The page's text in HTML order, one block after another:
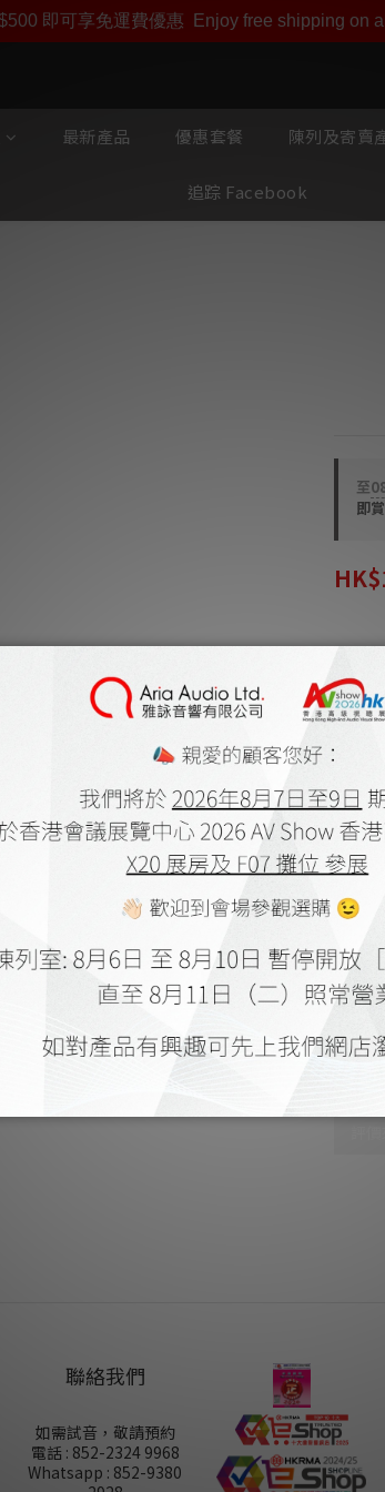
最新產品 優惠套餐 陳列及寄賣
追踪 Facebook
至
即
商品
***
送貨
顧客
聯絡我們
如需試音，敬請預約
電話 : 852-2324 9968
Whatsapp : 852-9380
即享【$1000迎新購物金】【點數回贈 1點數
即可享免運費優惠 Enjoy free shipping on